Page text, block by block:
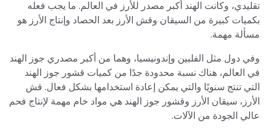
تقليدي، وكانت الهند أكبر مصدر للأرز في العالم. ما يجب فعله
بكميات كبيرة من السيقان وقش الأرز بعد الحصاد وإنتاج الأرز هو
مسألة مهمة.
وفي دول مثل الفلبين وإندونيسيا، وهما من أكبر مصدري جوز الهند
في العالم، هناك نسبة محدودة جدًا من كميات قشور جوز الهند
التي تنتج سنويًا والتي يمكن إعادة استخدامها بشكل فعال. قش
الأرز، سيقان الأرز وقشور جوز الهند هي مواد خام مهمة لإنتاج فحم
عالي الجودة من الآلات.